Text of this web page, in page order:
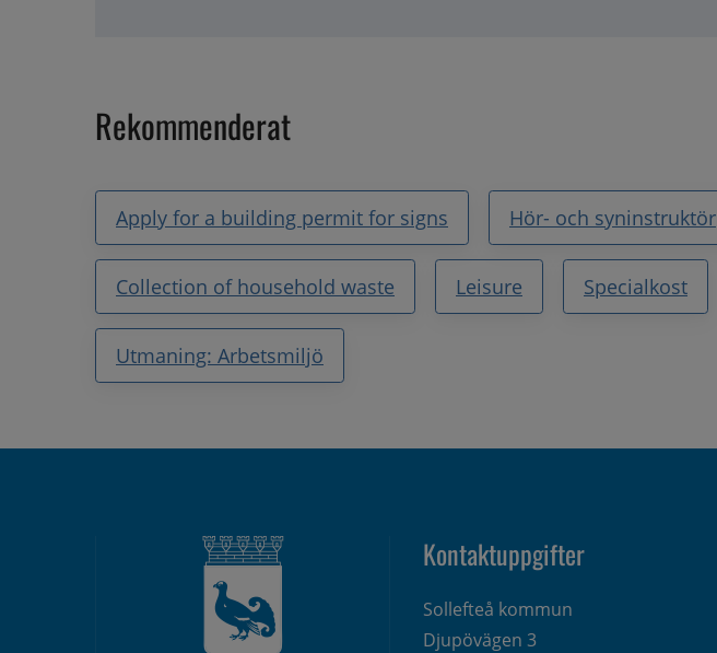
Rekommenderat
Apply for a building permit for signs Hör- och syninstruktör
Collection of household waste Leisure Specialkost
Utmaning: Arbetsmiljö
Kontaktuppgifter
Sollefteå kommun
Djupövägen 3